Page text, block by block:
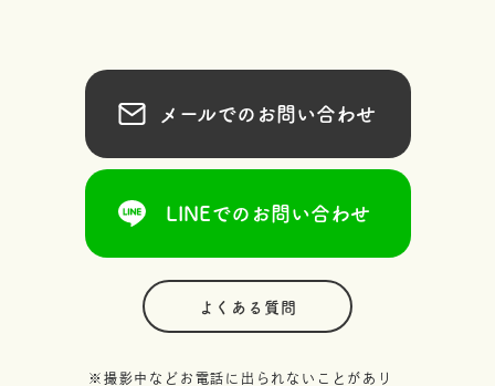
メールでのお問い合わせ
LINEでのお問い合わせ
よくある質問
※撮影中などお電話に出られないことがあり